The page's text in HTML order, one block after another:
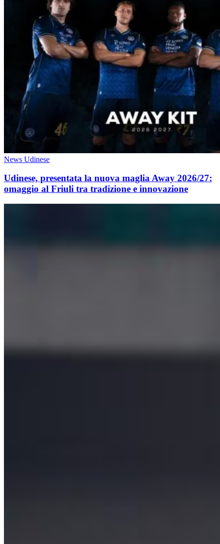
News Udinese
Udinese, presentata la nuova maglia Away 2026/27:
omaggio al Friuli tra tradizione e innovazione